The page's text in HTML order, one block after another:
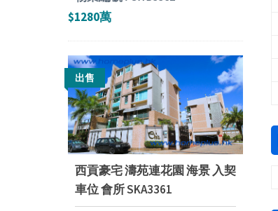
$1280萬
出售
西貢豪宅 濤苑連花園 海景 入契
車位 會所 SKA3361